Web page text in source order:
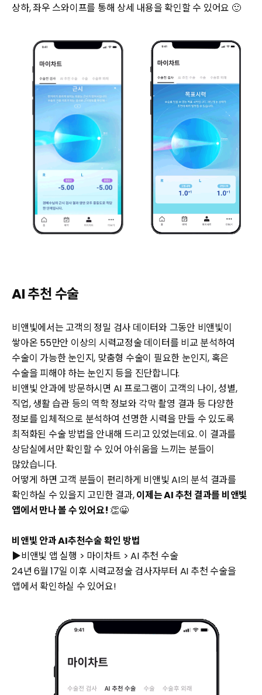
상하, 좌우 스와이프를 통해 상세 내용을 확인할 수 있어요 🙂
AI 추천 수술
비앤빛에서는 고객의 정밀 검사 데이터와 그동안 비앤빛이
쌓아온 55만안 이상의 시력교정술 데이터를 비교 분석하여
수술이 가능한 눈인지, 맞춤형 수술이 필요한 눈인지, 혹은
수술을 피해야 하는 눈인지 등을 진단합니다.
비앤빛 안과에 방문하시면 AI 프로그램이 고객의 나이, 성별,
직업, 생활 습관 등의 역학 정보와 각막 촬영 결과 등 다양한
정보를 입체적으로 분석하여 선명한 시력을 만들 수 있도록
최적화된 수술 방법을 안내해 드리고 있었는데요. 이 결과를
상담실에서만 확인할 수 있어 아쉬움을 느끼는 분들이
많았습니다.
어떻게 하면 고객 분들이 편리하게 비앤빛 AI의 분석 결과를
확인하실 수 있을지 고민한 결과,이제는 AI 추천 결과를 비앤빛
앱에서 만나 볼 수 있어요! 👏😀
비앤빛 안과 AI추천수술 확인 방법
▶비앤빛 앱 실행 > 마이차트 > AI 추천 수술
24년 6월 17일 이후 시력교정술 검사자부터 AI 추천 수술을
앱에서 확인하실 수 있어요!